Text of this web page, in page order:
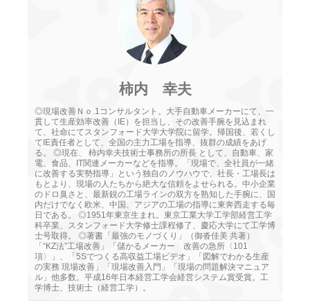
柿内 幸夫
◎現場改善Ｎｏ.1コンサルタント。大手自動車メーカーにて、一
貫して生産効率改善（IE）を担当し、その改善手腕を見込まれ
て、社命にてスタンフォード大学大学院に留学。帰国後、若くし
てIE責任者として、全国の主力工場を指導、抜群の成績をあげ
る。 ◎現在、 柿内幸夫技術士事務所の所長 として、自動車、家
電、食品、IT関連メーカーなどを指導。「現場で、全社員が一緒
に改善する実勢指導」という独自のノウハウで、社長・工場長は
もとより、現場の人たちから絶大な信頼をよせられる。中小企業
のドロ臭さと、最新鋭の工場ラインの双方を熟知した手腕に、国
内だけでなく欧米、中国、アジアの工場の指導に東奔西走する毎
日である。 ◎1951年東京生まれ。東京工業大学工学部経営工学
科卒業、スタンフォード大学修士課程修了、慶応大学にて工学博
士号取得。 ◎著書「最強のモノづくり」（御沓佳美 共著）
「“KZ法”工場改善」「儲かるメーカー 改善の急所〈101
項〉」、「5Sでつくる高収益工場ビデオ」「図解でわかる生産
の実務 現場改善」「現場改善入門」「現場の問題解決マニュア
ル」他多数。平成16年日本経営工学会経営システム賞受賞。工
学博士、技術士（経営工学）。